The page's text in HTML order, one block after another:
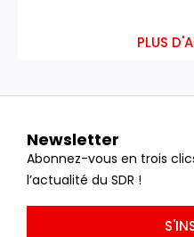
PLUS
Newsletter
Abonnez-vous en trois
l’actualité du SDR !